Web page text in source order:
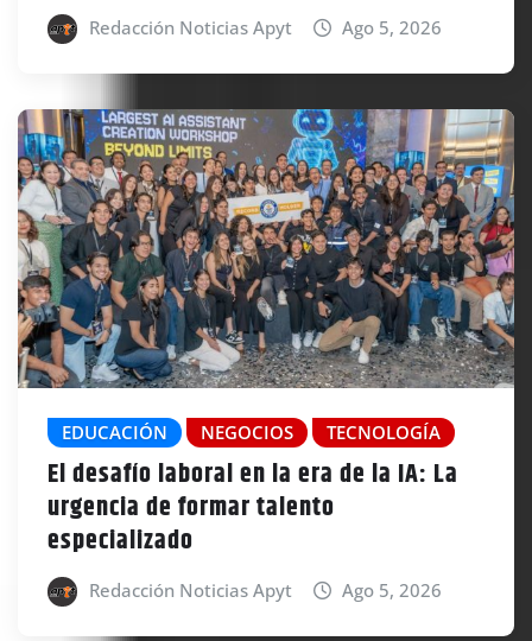
Redacción Noticias Apyt Ago 5, 2026
EDUCACIÓN NEGOCIOS TECNOLOGÍA
El desafío laboral en la era de la IA: La
urgencia de formar talento
especializado
Redacción Noticias Apyt Ago 5, 2026